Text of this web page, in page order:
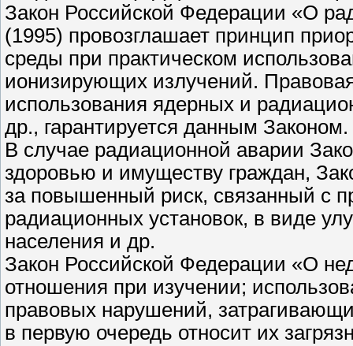
Закон Российской Федерации «О
(1995) провозглашает принцип
среды при практическом
ионизирующих излучений.
использования ядерных и
др., гарантируется данным Законом.
В случае радиационной аварии
здоровью и имуществу граждан,
за повышенный риск, связанный с
радиационных установок, в виде
населения и др.
Закон Российской Федерации «О
отношения при изучении;
правовых нарушений,
в первую очередь относит их